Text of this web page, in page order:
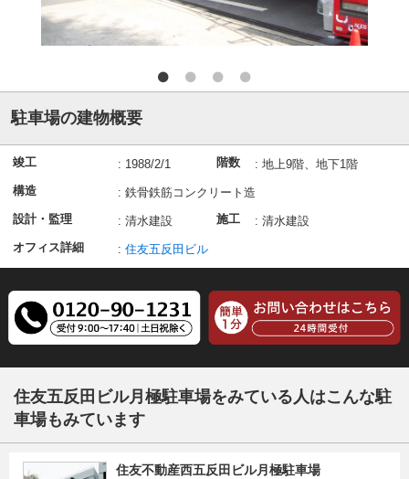
駐車場の建物概要
竣工 : 1988/2/1 階数 : 地上9階、地下1階
構造
: 鉄骨鉄筋コンクリート造
設計・監理
: 清水建設 施工 : 清水建設
オフィス詳細
: 住友五反田ビル
住友五反田ビル月極駐車場をみている人はこんな駐
車場もみています
住友不動産西五反田ビル月極駐車場